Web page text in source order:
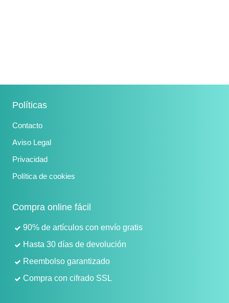
Políticas
Contacto
Aviso Legal
Privacidad
Política de cookies
Compra online fácil
90% de artículos con envío gratis
Hasta 30 días de devolución
Reembolso garantizado
Compra con cifrado SSL